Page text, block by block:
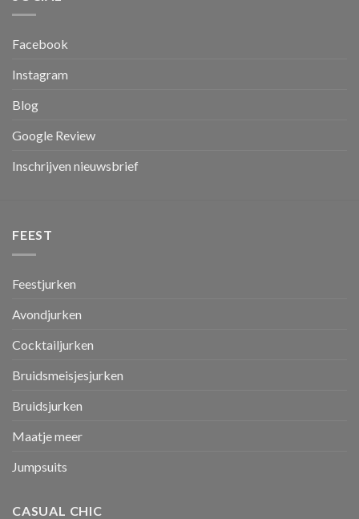
Facebook
Instagram
Blog
Google Review
Inschrijven nieuwsbrief
FEEST
Feestjurken
Avondjurken
Cocktailjurken
Bruidsmeisjesjurken
Bruidsjurken
Maatje meer
Jumpsuits
CASUAL CHIC